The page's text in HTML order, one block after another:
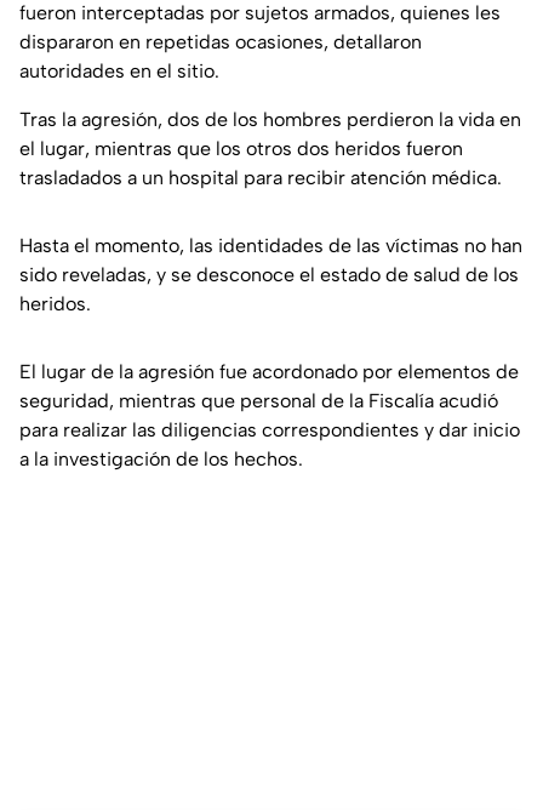
fueron interceptadas por sujetos armados, quienes les
dispararon en repetidas ocasiones, detallaron
autoridades en el sitio.
Tras la agresión, dos de los hombres perdieron la vida en
el lugar, mientras que los otros dos heridos fueron
trasladados a un hospital para recibir atención médica.
Hasta el momento, las identidades de las víctimas no han
sido reveladas, y se desconoce el estado de salud de los
heridos.
El lugar de la agresión fue acordonado por elementos de
seguridad, mientras que personal de la Fiscalía acudió
para realizar las diligencias correspondientes y dar inicio
a la investigación de los hechos.